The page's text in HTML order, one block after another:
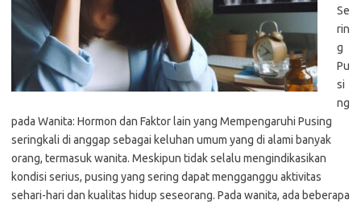
Se
rin
g
Pu
si
ng
pada Wanita: Hormon dan Faktor lain yang Mempengaruhi Pusing
seringkali di anggap sebagai keluhan umum yang di alami banyak
orang, termasuk wanita. Meskipun tidak selalu mengindikasikan
kondisi serius, pusing yang sering dapat mengganggu aktivitas
sehari-hari dan kualitas hidup seseorang. Pada wanita, ada beberapa